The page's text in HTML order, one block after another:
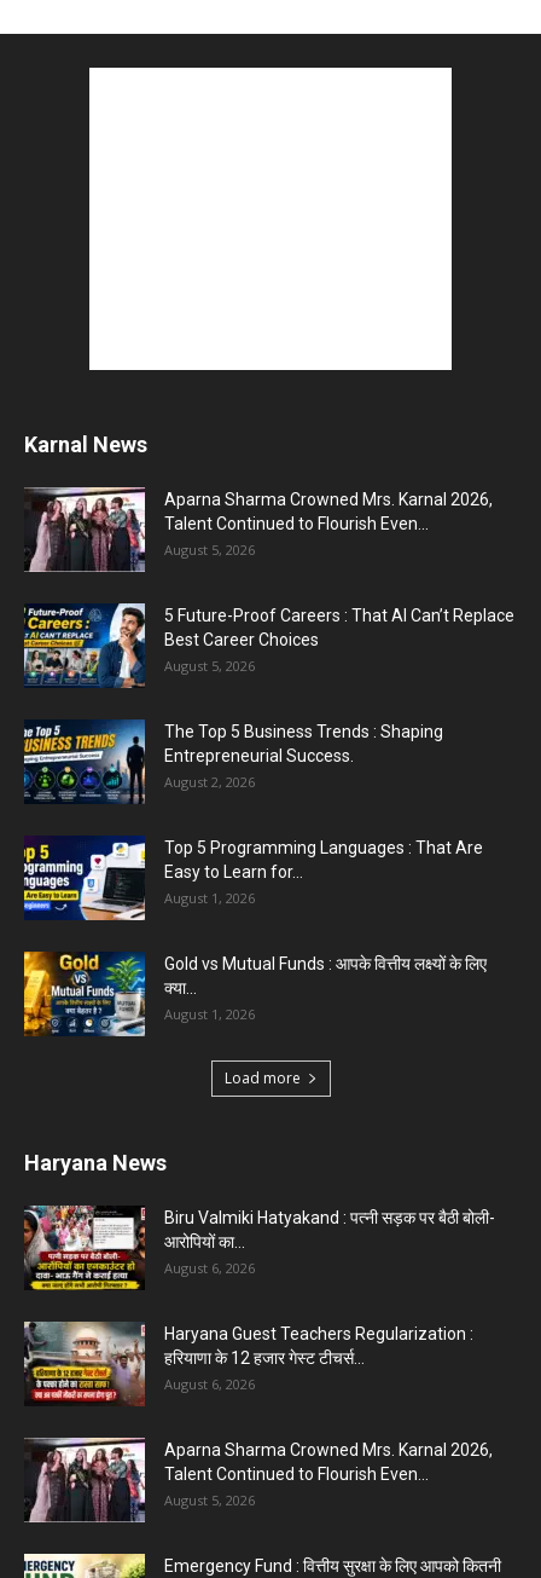
Karnal News
Aparna Sharma Crowned Mrs. Karnal 2026,
Talent Continued to Flourish Even...
August 5, 2026
5 Future-Proof Careers : That AI Can’t Replace
Best Career Choices
August 5, 2026
The Top 5 Business Trends : Shaping
Entrepreneurial Success.
August 2, 2026
Top 5 Programming Languages : That Are
Easy to Learn for...
August 1, 2026
Gold vs Mutual Funds : आपके वित्तीय लक्ष्यों के लिए
क्या...
August 1, 2026
Load more
Haryana News
Biru Valmiki Hatyakand : पत्नी सड़क पर बैठी बोली-
आरोपियों का...
August 6, 2026
Haryana Guest Teachers Regularization :
हरियाणा के 12 हजार गेस्ट टीचर्स...
August 6, 2026
Aparna Sharma Crowned Mrs. Karnal 2026,
Talent Continued to Flourish Even...
August 5, 2026
Emergency Fund : वित्तीय सुरक्षा के लिए आपको कितनी